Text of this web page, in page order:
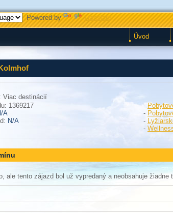
Powered by Translate
Úvod
Viac destinácií
1369217
A
N/A
-
-
-
-
ale tento zájazd bol už vypredaný a neobsahuje